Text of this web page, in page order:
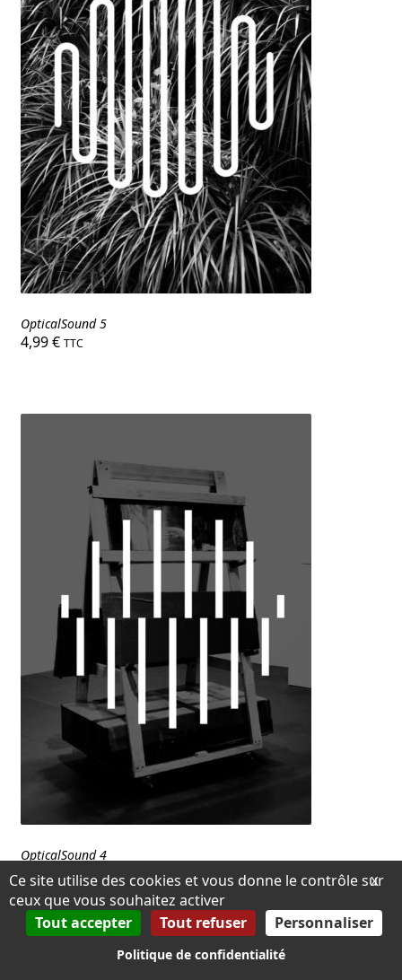
OpticalSound 5
4,99€ TTC
OpticalSound 4
4,99€ TTC X
Ce site utilise des cookies et vous donne le contrôle sur
ceux que vous souhaitez activer
Tout accepter
Tout refuser Personnaliser
Politique de confidentialité